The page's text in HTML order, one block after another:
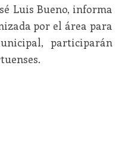
Luis Bueno, informa
por el área para
participarán